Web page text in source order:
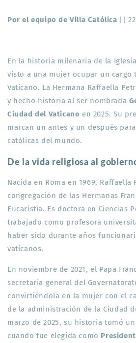
Por el equipo de Villa Católica ||
En la historia milenaria de la
visto a una mujer ocupar un cargo
Vaticano. La Hermana Raffaella
y hecho historia al ser nombrada
Ciudad del Vaticano en 2025. Su
marcan un antes y un después
católicas del mundo.
De la vida religiosa al
Nacida en Roma en 1969,
congregación de las Hermanas
Eucaristía. Es doctora en Ciencias
trabajado como profesora
haber sido durante años
vaticanos.
En noviembre de 2021, el Papa
secretaria general del
convirtiéndola en la mujer con el
de la administración de la Ciudad
marzo de 2025, su historia tomó
cuando fue elegida como